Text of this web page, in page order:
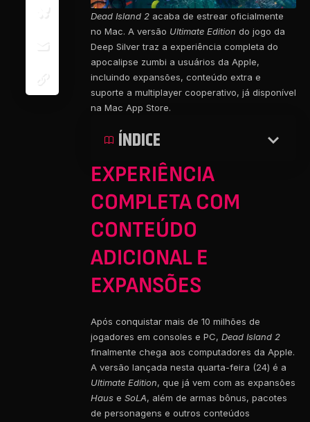
Dead Island 2 acaba de estrear oficialmente
no Mac. A versão Ultimate Edition do jogo da
Deep Silver traz a experiência completa do
apocalipse zumbi a usuários da Apple,
incluindo expansões, conteúdo extra e
suporte a multiplayer cooperativo, já disponível
na Mac App Store.
ÍNDICE
EXPERIÊNCIA
COMPLETA COM
CONTEÚDO
ADICIONAL E
EXPANSÕES
Após conquistar mais de 10 milhões de
jogadores em consoles e PC, Dead Island 2
finalmente chega aos computadores da Apple.
A versão lançada nesta quarta-feira (24) é a
Ultimate Edition, que já vem com as expansões
Haus e SoLA, além de armas bônus, pacotes
de personagens e outros conteúdos